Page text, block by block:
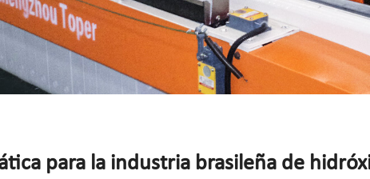
para la industria brasileña de